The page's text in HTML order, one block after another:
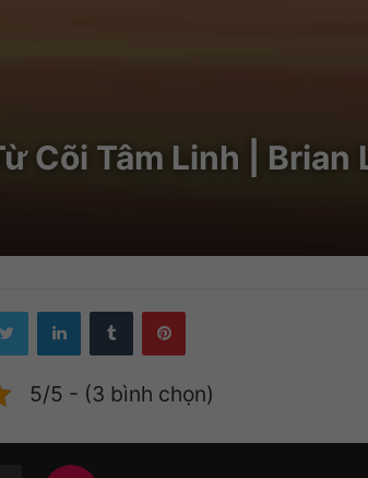
Cõi Tâm Linh | Brian
5/5 - (3 bình chọn)